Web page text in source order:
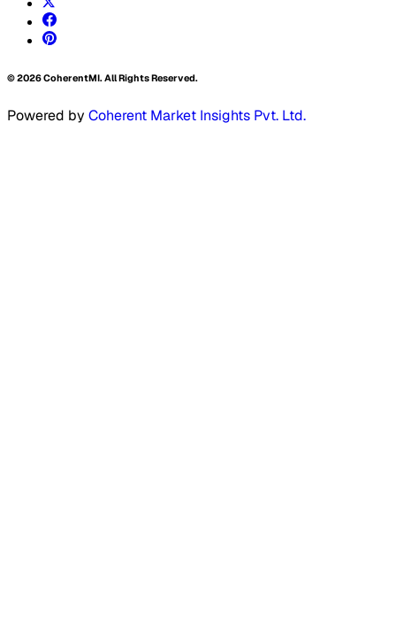
©2026CoherentMI. All Rights Reserved.
Powered by Coherent Market Insights Pvt. Ltd.